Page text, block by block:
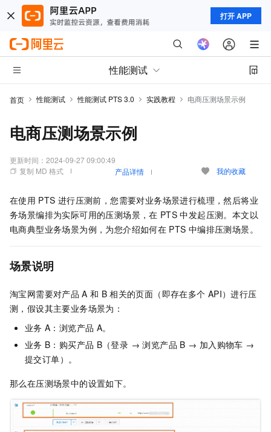
打开 APP
性能测试
首页 性能测试 性能测试 PTS 3.0 实践教程 电商压测场景示例
电商压测场景示例
更新时间： 2024-09-27 09:00:49
复制 MD 格式
产品详情 我的收藏
在使用 PTS 进行压测前，您需要对业务场景进行梳理，然后将业
务场景编排为实际可用的压测场景，在 PTS 中发起压测。本文以
电商典型业务场景为例，为您介绍如何在 PTS 中编排压测场景。
场景说明
淘宝网需要对产品 A 和 B 相关的页面（即存在多个 API）进行压
测，假设其主要业务场景为：
业务 A：浏览产品 A。
业务 B：购买产品 B（登录 → 浏览产品 B → 加入购物车 →
提交订单）。
那么在压测场景中的设置如下。